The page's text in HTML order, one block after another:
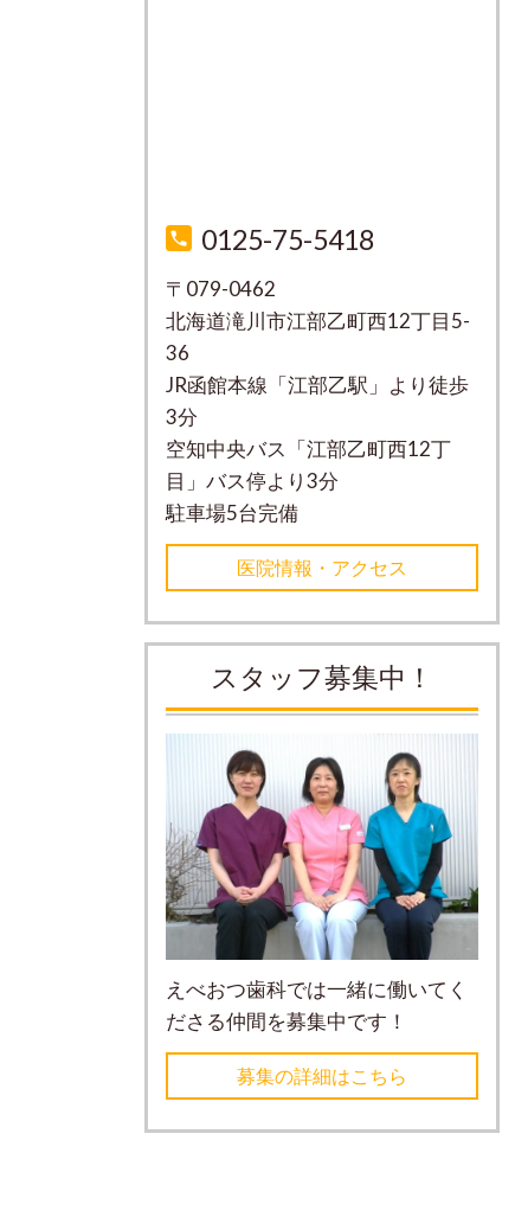
0125-75-5418
〒079-0462
北海道滝川市江部乙町西12丁目5-
36
JR函館本線「江部乙駅」より徒歩
3分
空知中央バス「江部乙町西12丁
目」バス停より3分
駐車場5台完備
医院情報・アクセス
スタッフ募集中！
えべおつ歯科では一緒に働いてく
ださる仲間を募集中です！
募集の詳細はこちら